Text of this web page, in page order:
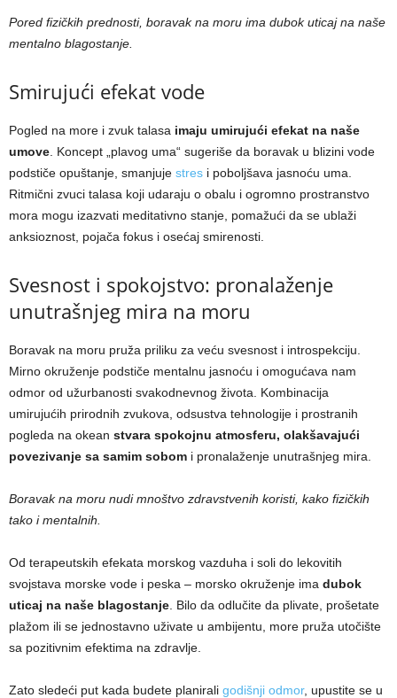
Pored fizičkih prednosti, boravak na moru ima dubok uticaj na naše
mentalno blagostanje.
Smirujući efekat vode
Pogled na more i zvuk talasa imaju umirujući efekat na naše
umove . Koncept „plavog uma“ sugeriše da boravak u blizini vode
podstiče opuštanje, smanjuje stres i poboljšava jasnoću uma.
Ritmični zvuci talasa koji udaraju o obalu i ogromno prostranstvo
mora mogu izazvati meditativno stanje, pomažući da se ublaži
anksioznost, pojača fokus i osećaj smirenosti.
Svesnost i spokojstvo: pronalaženje
unutrašnjeg mira na moru
Boravak na moru pruža priliku za veću svesnost i introspekciju.
Mirno okruženje podstiče mentalnu jasnoću i omogućava nam
odmor od užurbanosti svakodnevnog života. Kombinacija
umirujućih prirodnih zvukova, odsustva tehnologije i prostranih
pogleda na okean stvara spokojnu atmosferu, olakšavajući
povezivanje sa samim sobom i pronalaženje unutrašnjeg mira.
Boravak na moru nudi mnoštvo zdravstvenih koristi, kako fizičkih
tako i mentalnih.
Od terapeutskih efekata morskog vazduha i soli do lekovitih
svojstava morske vode i peska – morsko okruženje ima dubok
uticaj na naše blagostanje . Bilo da odlučite da plivate, prošetate
plažom ili se jednostavno uživate u ambijentu, more pruža utočište
sa pozitivnim efektima na zdravlje.
Zato sledeći put kada budete planirali godišnji odmor, upustite se u